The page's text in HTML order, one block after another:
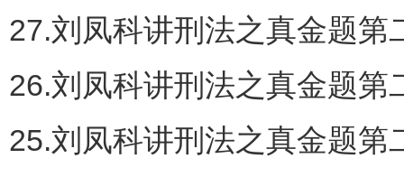
27.刘凤科讲刑法之真金题第
26.刘凤科讲刑法之真金题第
25.刘凤科讲刑法之真金题第